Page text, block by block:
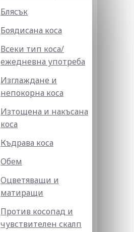
Блясък
Боядисана коса
Всеки тип коса/
ежедневна употреба
Изглаждане и
непокорна коса
Изтощена и накъсана
коса
Къдрава коса
Обем
Оцветяващи и
матиращи
Против косопад и
чувствителен скалп